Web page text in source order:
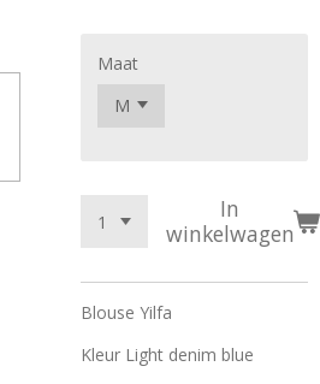
Maat
In
winkelwagen
Blouse Yilfa
Kleur Light denim blue